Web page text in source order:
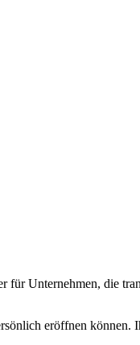
Unternehmen, die
eröffnen können.